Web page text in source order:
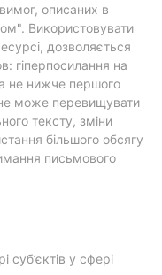
описаних в
. Використовувати
дозволяється
гіперпосилання на
не нижче першого
може перевищувати
тексту, зміни
більшого обсягу
письмового
суб’єктів у сфері